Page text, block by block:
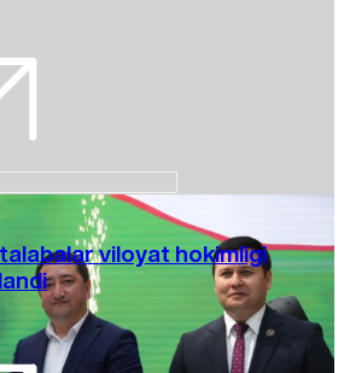
viloyat hokimligi